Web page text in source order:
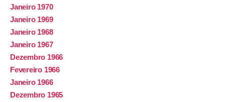
Janeiro 1970
Janeiro 1969
Janeiro 1968
Janeiro 1967
Dezembro 1966
Fevereiro 1966
Janeiro 1966
Dezembro 1965